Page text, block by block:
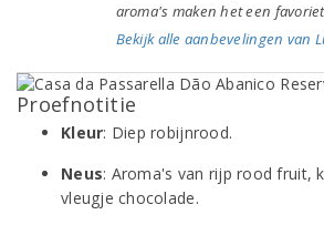
aroma's maken het een
Bekijk alle aanbevelingen van
Proefnotitie
Kleur: Diep robijnrood.
Neus: Aroma's van rijp rood fruit,
vleugje chocolade.